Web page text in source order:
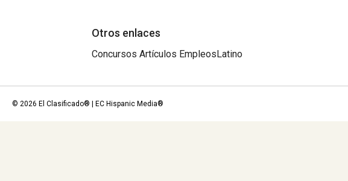
Otros enlaces
Concursos Artículos EmpleosLatino
© 2026 El Clasificado® | EC Hispanic Media®